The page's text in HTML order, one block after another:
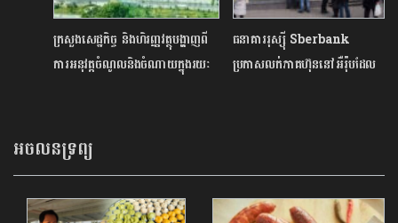
ក្រសួងសេដ្ឋកិច្ច និងហិរញ្ញវត្ថុបង្ហាញពី
ការអនុវត្តចំណូលនិងចំណាយក្នុងរយៈ
ធនាគាររុស្ស៊ី Sberbank
ប្រកាសលក់ភាគហ៊ុននៅអឺរ៉ុបដែល
អចលនទ្រព្យ